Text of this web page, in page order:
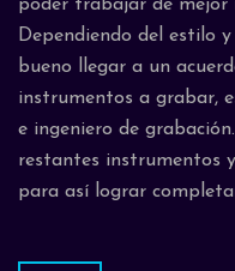
poder trabajar de mejor
Dependiendo del estilo
bueno llegar a un
instrumentos a grabar,
e ingeniero de
restantes instrumentos
para así lograr